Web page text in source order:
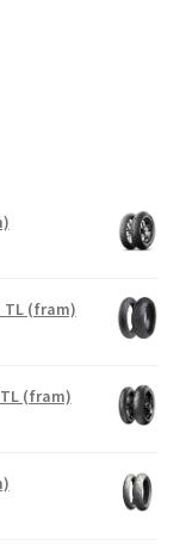
TL (fram)
TL (fram)